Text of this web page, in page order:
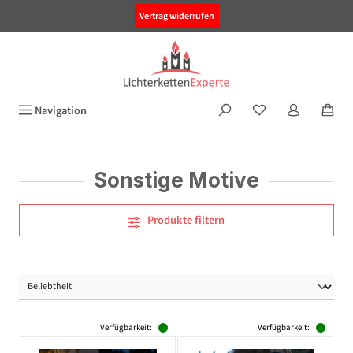
Vertrag widerrufen
Navigation
Sonstige Motive
Produkte filtern
Verfügbarkeit: Verfügbarkeit: